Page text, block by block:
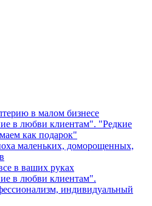
в малом бизнесе
в любви клиентам". "Редкие
как подарок"
маленьких, доморощенных,
в ваших руках
в любви клиентам".
индивидуальный